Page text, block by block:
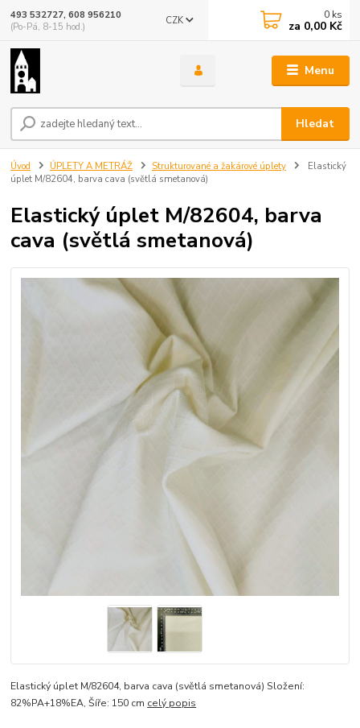
Menu
CZK
Hledat
493 532727, 608 956210
(Po-Pá, 8-15 hod.)
0 ks
za 0,00 Kč
Úvod ÚPLETY A METRÁŽ Strukturované a žakárové úplety
Elastický
úplet M/82604, barva cava (světlá smetanová)
Elastický úplet M/82604, barva
cava (světlá smetanová)
Elastický úplet M/82604, barva cava (světlá smetanová) Složení:
82%PA+18%EA, Šíře: 150 cm celý popis